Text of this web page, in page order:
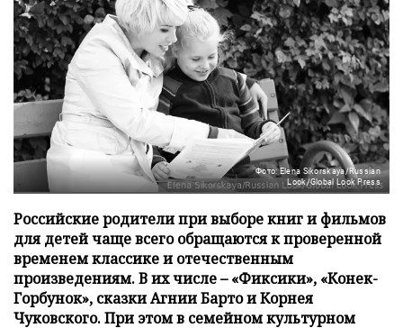
Фото: Elena Sikorskaya/Russian
Look/Global Look Press
Российские родители при выборе книг и фильмов
для детей чаще всего обращаются к проверенной
временем классике и отечественным
произведениям. В их числе – «Фиксики», «Конек-
Горбунок», сказки Агнии Барто и Корнея
Чуковского. При этом в семейном культурном